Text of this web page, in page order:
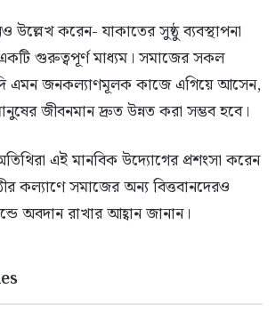
করেন- যাকাতের সুষ্ঠু ব্যবস্থাপনা
গুরুত্বপূর্ণ মাধ্যম। সমাজের সকল
এমন জনকল্যাণমূলক কাজে এগিয়ে আসেন,
জীবনমান দ্রুত উন্নত করা সম্ভব হবে।
এই মানবিক উদ্যোগের প্রশংসা করেন
কল্যাণে সমাজের অন্য বিত্তবানদেরও
অবদান রাখার আহ্বান জানান।